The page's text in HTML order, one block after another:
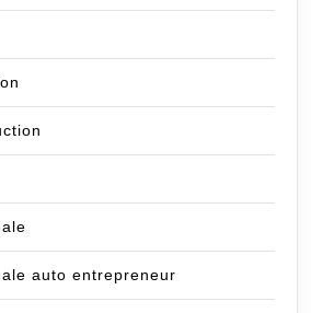
auto entrepreneur